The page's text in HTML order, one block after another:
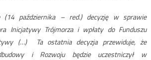
(14 października – red.) decyzję w sprawie
Inicjatywy Trójmorza i wpłaty do Funduszu
(…) Ta ostatnia decyzja przewiduje, że
i Rozwoju będzie uczestniczył w